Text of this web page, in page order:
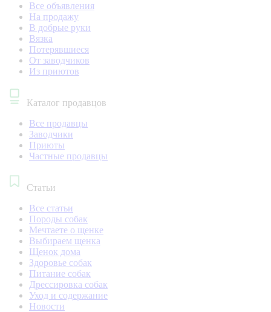
Все объявления
На продажу
В добрые руки
Вязка
Потерявшиеся
От заводчиков
Из приютов
Каталог продавцов
Все продавцы
Заводчики
Приюты
Частные продавцы
Статьи
Все статьи
Породы собак
Мечтаете о щенке
Выбираем щенка
Щенок дома
Здоровье собак
Питание собак
Дрессировка собак
Уход и содержание
Новости